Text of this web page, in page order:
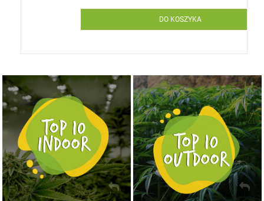
DO KOSZYKA
NASIONA MARIHUANY TOP 10 INDOOR
KUP TERAZ NASIONA MARIHUANY TOP 10 OUTDOOR
KUP TERAZ